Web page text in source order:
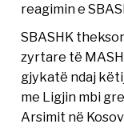
reagimin e
SBASHK
zyrtare të
gjykatë ndaj
me Ligjin mbi
Arsimit në